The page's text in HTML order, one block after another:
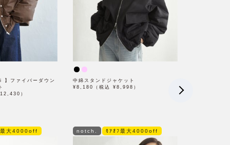
ファイバーダウン
）
中綿スタンドジャケット
¥8,180（税込 ¥8,998）
大4000off notch. ﾓｱｵﾌ最大4000off